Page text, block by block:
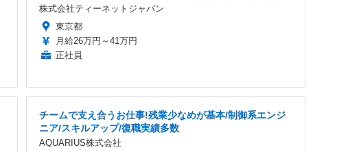
株式会社ティーネットジャパン
東京都
月給26万円～41万円
正社員
チームで支え合うお仕事!残業少なめが基本/制御系エンジ
ニア/スキルアップ/復職実績多数
AQUARIUS株式会社